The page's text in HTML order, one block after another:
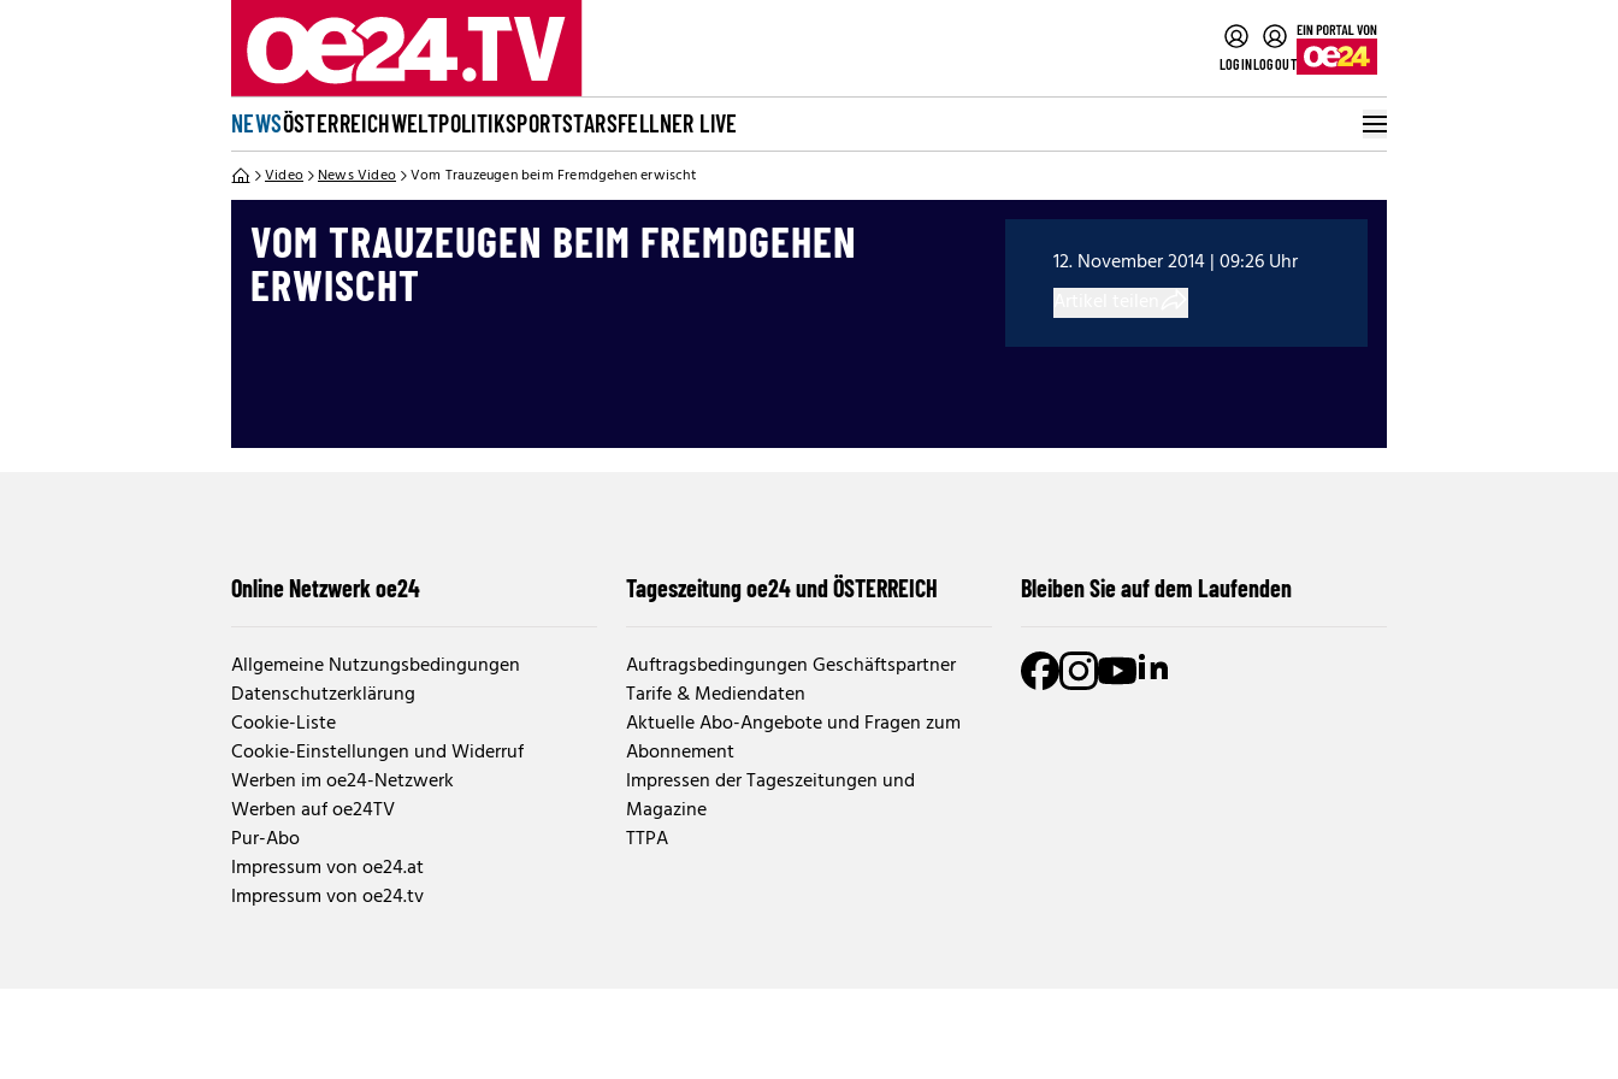
LOGINLOGOUT
NEWSÖSTERREICHWELTPOLITIKSPORTSTARSFELLNER LIVE
Video News Video Vom Trauzeugen beim Fremdgehen erwischt
VOM TRAUZEUGEN BEIM FREMDGEHEN
ERWISCHT
12. November 2014 | 09:26 Uhr
Online Netzwerk oe24
Allgemeine Nutzungsbedingungen
Datenschutzerklärung
Cookie-Liste
Cookie-Einstellungen und Widerruf
Werben im oe24-Netzwerk
Werben auf oe24TV
Pur-Abo
Impressum von oe24.at
Impressum von oe24.tv
Tageszeitung oe24 und ÖSTERREICH
Auftragsbedingungen Geschäftspartner
Tarife & Mediendaten
Aktuelle Abo-Angebote und Fragen zum
Abonnement
Impressen der Tageszeitungen und
Magazine
TTPA
Bleiben Sie auf dem Laufenden